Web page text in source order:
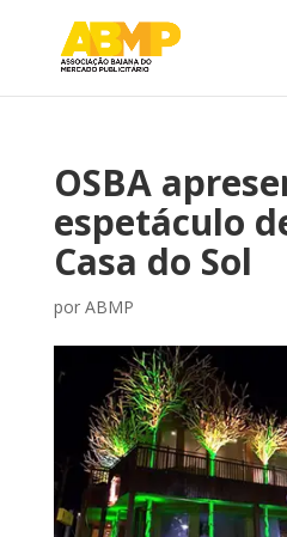
OSBA
espetáculo
Casa do Sol
por ABMP